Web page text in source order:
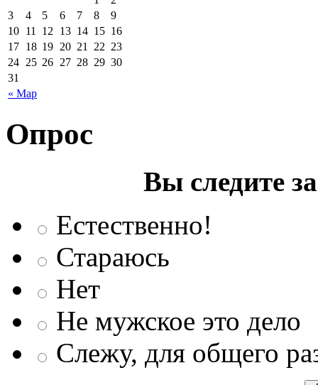
« Мар
3
4 5 6 7 8
9
10 11 12 13 14 15 16
17 18 19 20 21 22 23
24 25 26 27 28 29 30
31
Опрос
Вы следите
Естественно!
Стараюсь
Нет
Не мужское это дело
Слежу, для общего